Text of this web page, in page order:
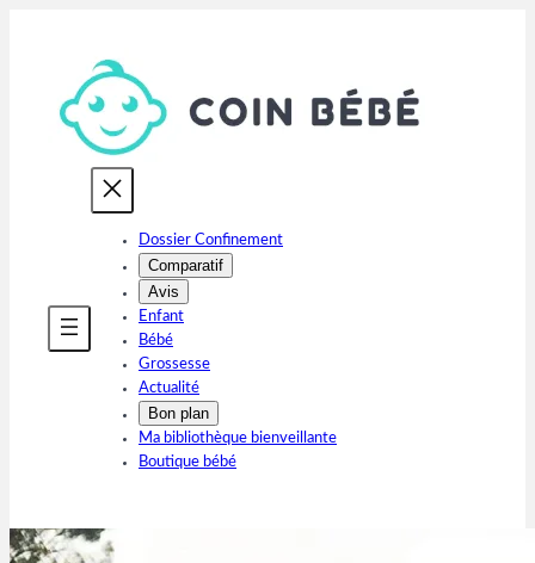
contenu
Dossier Confinement
Comparatif
Avis
Enfant
Bébé
Grossesse
Actualité
Bon plan
Ma bibliothèque bienveillante
Boutique bébé